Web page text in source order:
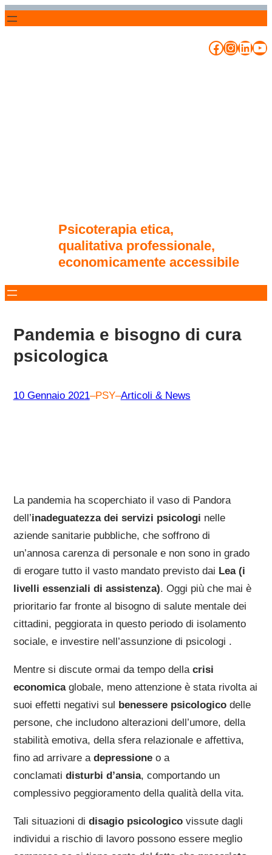
Vai
Facebook
Psicoterapia etica,
qualitativa professionale,
economicamente accessibile
Pandemia e bisogno di cura
psicologica
10 Gennaio 2021–PSY–Articoli & News
La pandemia ha scoperchiato il vaso di Pandora
dell’inadeguatezza dei servizi psicologi nelle
aziende sanitarie pubbliche, che soffrono di
un’annosa carenza di personale e non sono in grado
di erogare tutto il vasto mandato previsto dai Lea (i
livelli essenziali di assistenza). Oggi più che mai è
prioritario far fronte al bisogno di salute mentale dei
cittadini, peggiorata in questo periodo di isolamento
sociale, e investire nell’assunzione di psicologi .
Mentre si discute ormai da tempo della crisi
economicaglobale, meno attenzione è stata rivolta ai
suoi effetti negativi sul benessere psicologico delle
persone, che includono alterazioni dell’umore, della
stabilità emotiva, della sfera relazionale e affettiva,
fino ad arrivare adepressione o a
conclamati disturbi d’ansia, comportando un
complessivo peggioramento della qualità della vita.
Tali situazioni di disagio psicologicovissute dagli
individui a rischio di lavoro possono essere meglio